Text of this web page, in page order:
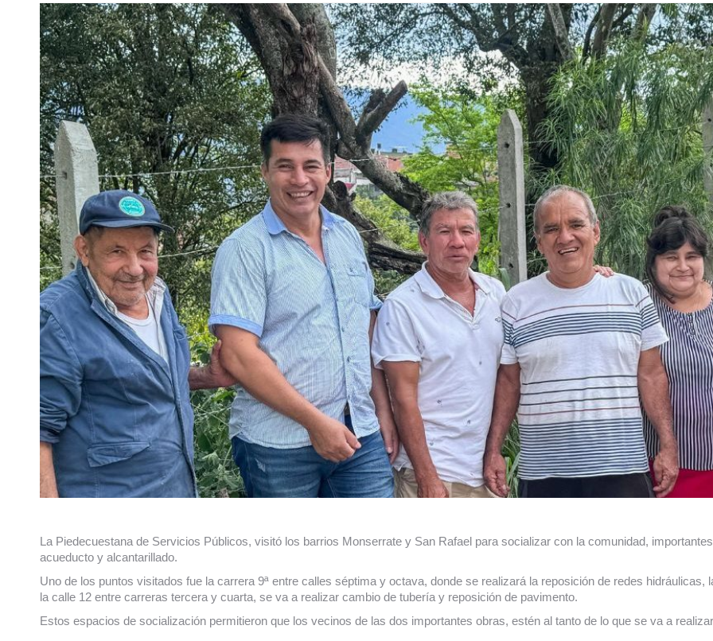
La Piedecuestana de Servicios Públicos, visitó los barrios Monserrate y San Rafael para socializar con la comunidad,
acueducto y alcantarillado.
Uno de los puntos visitados fue la carrera 9ª entre calles séptima y octava, donde se realizará la reposición de redes
la calle 12 entre carreras tercera y cuarta, se va a realizar cambio de tubería y reposición de pavimento.
Estos espacios de socialización permitieron que los vecinos de las dos importantes obras, estén al tanto de lo que se va a